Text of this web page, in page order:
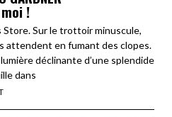
!
Store. Sur le trottoir minuscule,
attendent en fumant des clopes.
déclinante d’une splendide
dans